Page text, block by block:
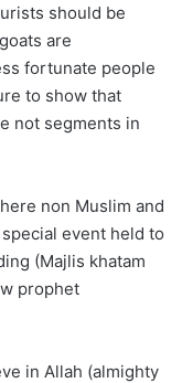
should be
are
fortunate people
to show that
not segments in
non Muslim and
event held to
(Majlis khatam
prophet
in Allah (almighty